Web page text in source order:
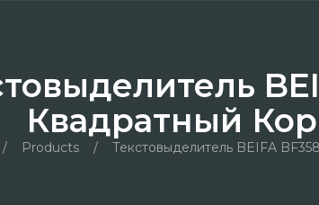
Квадратный
/ Products / Текстовыделитель BEIFA